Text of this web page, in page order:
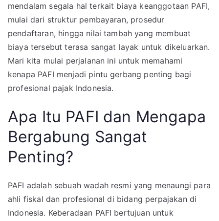
mendalam segala hal terkait biaya keanggotaan PAFI,
mulai dari struktur pembayaran, prosedur
pendaftaran, hingga nilai tambah yang membuat
biaya tersebut terasa sangat layak untuk dikeluarkan.
Mari kita mulai perjalanan ini untuk memahami
kenapa PAFI menjadi pintu gerbang penting bagi
profesional pajak Indonesia.
Apa Itu PAFI dan Mengapa
Bergabung Sangat
Penting?
PAFI adalah sebuah wadah resmi yang menaungi para
ahli fiskal dan profesional di bidang perpajakan di
Indonesia. Keberadaan PAFI bertujuan untuk